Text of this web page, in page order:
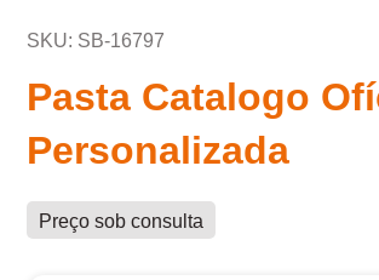
SKU: SB-16797
Pasta Catalogo
Personalizada
Preço sob consulta